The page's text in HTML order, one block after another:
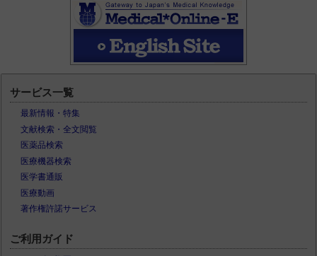
サービス一覧
最新情報・特集
文献検索・全文閲覧
医薬品検索
医療機器検索
医学書通販
医療動画
著作権許諾サービス
ご利用ガイド